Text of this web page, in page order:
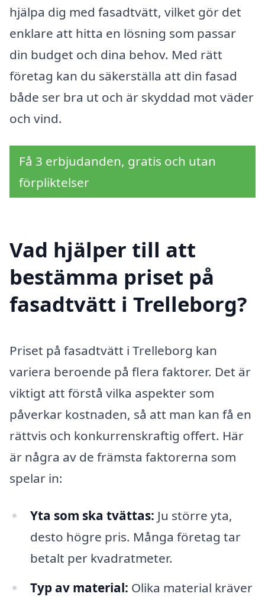
hjälpa dig med fasadtvätt, vilket gör det
enklare att hitta en lösning som passar
din budget och dina behov. Med rätt
företag kan du säkerställa att din fasad
både ser bra ut och är skyddad mot väder
och vind.
Få 3 erbjudanden, gratis och utan
förpliktelser
Vad hjälper till att
bestämma priset på
fasadtvätt i Trelleborg?
Priset på fasadtvätt i Trelleborg kan
variera beroende på flera faktorer. Det är
viktigt att förstå vilka aspekter som
påverkar kostnaden, så att man kan få en
rättvis och konkurrenskraftig offert. Här
är några av de främsta faktorerna som
spelar in:
Yta som ska tvättas: Ju större yta,
desto högre pris. Många företag tar
betalt per kvadratmeter.
Typ av material: Olika material kräver